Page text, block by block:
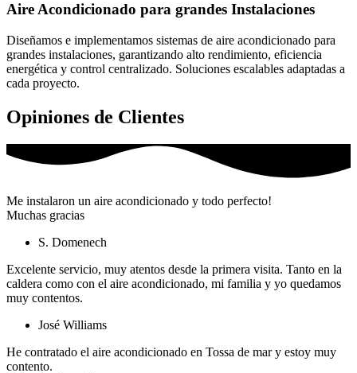
Aire Acondicionado para grandes Instalaciones
Diseñamos e implementamos sistemas de aire acondicionado para
grandes instalaciones, garantizando alto rendimiento, eficiencia
energética y control centralizado. Soluciones escalables adaptadas a
cada proyecto.
Opiniones de Clientes
Me instalaron un aire acondicionado y todo perfecto!
Muchas gracias
S. Domenech
Excelente servicio, muy atentos desde la primera visita. Tanto en la
caldera como con el aire acondicionado, mi familia y yo quedamos
muy contentos.
José Williams
He contratado el aire acondicionado en Tossa de mar y estoy muy
contento.